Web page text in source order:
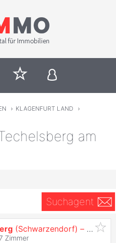
› KLAGENFURT LAND
›
am
Suchagent
(Schwarzendorf) – hochwertig saniertes
Zimmer